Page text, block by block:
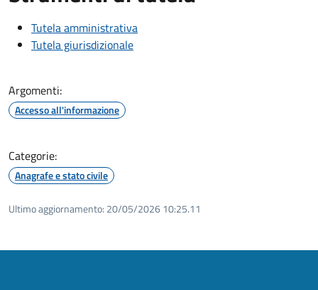
Tutela amministrativa
Tutela giurisdizionale
Argomenti:
Accesso all'informazione
Categorie:
Anagrafe e stato civile
Ultimo aggiornamento: 20/05/2026 10:25.11